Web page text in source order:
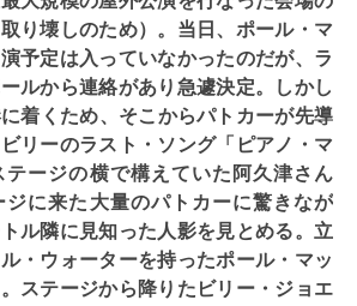
り壊しのため）。当日、ポール・マ
予定は入っていなかったのだが、ラ
ルから連絡があり急遽決定。しかし
着くため、そこからパトカーが先導
リーのラスト・ソング「ピアノ・マ
テージの横で構えていた阿久津さん
ジに来た大量のパトカーに驚きなが
ル隣に見知った人影を見とめる。立
・ウォーターを持ったポール・マッ
ステージから降りたビリー・ジョエ